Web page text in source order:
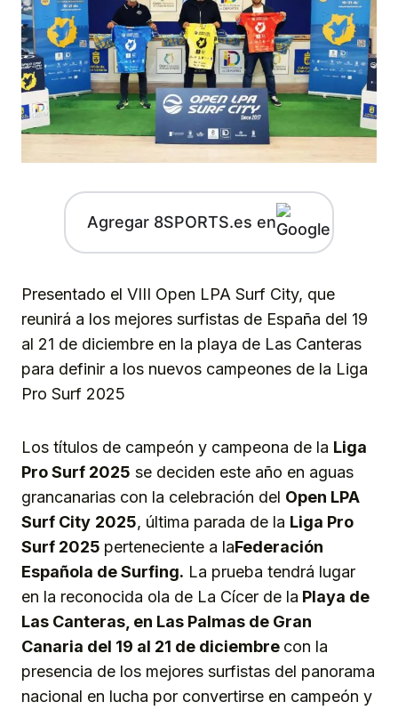
Agregar 8SPORTS.es en
Presentado el VIII Open LPA Surf City, que
reunirá a los mejores surfistas de España del 19
al 21 de diciembre en la playa de Las Canteras
para definir a los nuevos campeones de la Liga
Pro Surf 2025
Los títulos de campeón y campeona de la Liga
Pro Surf 2025 se deciden este año en aguas
grancanarias con la celebración del Open LPA
Surf City 2025, última parada de la Liga Pro
Surf 2025 perteneciente a laFederación
Española de Surfing. La prueba tendrá lugar
en la reconocida ola de La Cícer de la Playa de
Las Canteras, en Las Palmas de Gran
Canaria del 19 al 21 de diciembre con la
presencia de los mejores surfistas del panorama
nacional en lucha por convertirse en campeón y